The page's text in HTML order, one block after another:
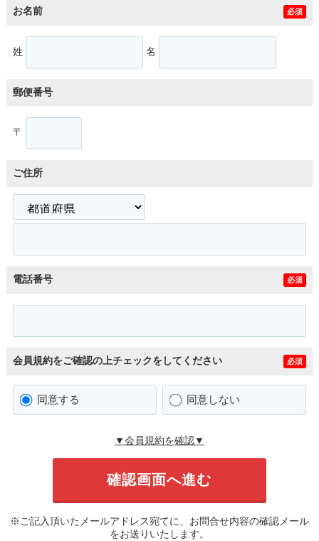
お名前 必須
姓 名
郵便番号
〒
ご住所
電話番号 必須
会員規約をご確認の上チェックをしてください 必須
同意する 同意しない
▼会員規約を確認▼
※ご記入頂いたメールアドレス宛てに、お問合せ内容の確認メール
をお送りいたします。